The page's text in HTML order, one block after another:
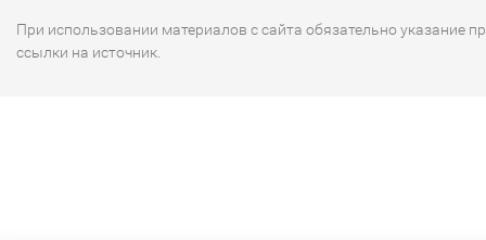
При использовании материалов с сайта обязательно указание
ссылки на источник.